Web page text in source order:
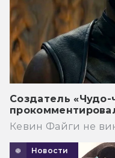
Создатель «Чудо-
Кевин Файги не
Новости